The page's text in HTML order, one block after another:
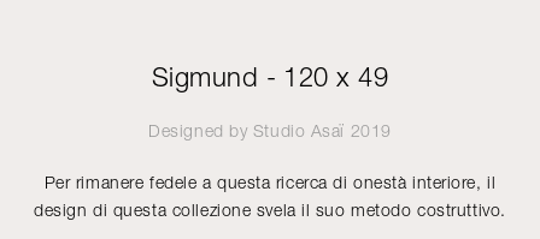
Sigmund - 120 x 49
Designed by Studio Asaï 2019
Per rimanere fedele a questa ricerca di onestà interiore, il
design di questa collezione svela il suo metodo costruttivo.